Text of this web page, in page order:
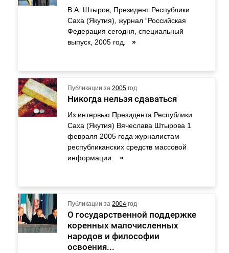
В.А. Штыров, Президент Республики
Саха (Якутия), журнал “Российская
Федерация сегодня, специальный
выпуск, 2005 год.»
Публикации за2005 год
Никогда нельзя сдаваться
Из интервью Президента Республики
Саха (Якутия) Вячеслава Штырова 1
февраля 2005 года журналистам
республиканских средств массовой
информации.»
Публикации за2004 год
О государственной поддержке
коренных малочисленных
народов и философии
освоения...